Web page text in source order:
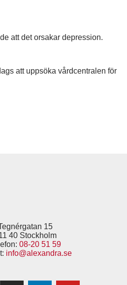
att det orsakar depression.
att uppsöka vårdcentralen för
15
40 Stockholm
08-20 51 59
info@alexandra.se